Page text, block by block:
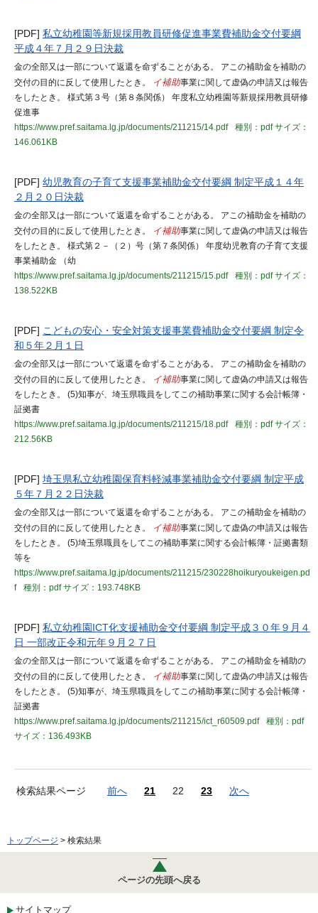
[PDF] 私立幼稚園等新規採用教員研修促進事業費補助金交付要綱
平成４年７月２９日決裁
金の全部又は一部について返還を命ずることがある。 アこの補助金を補助の
交付の目的に反して使用したとき。
イ補助事業に関して虚偽の申請又は報告
をしたとき。 様式第３号（第８条関係） 年度私立幼稚園等新規採用教員研修
促進事
https://www.pref.saitama.lg.jp/documents/211215/14.pdf
種別：pdfサイズ：
146.061KB
[PDF] 幼児教育の子育て支援事業補助金交付要綱 制定平成１４年
２月２０日決裁
金の全部又は一部について返還を命ずることがある。 アこの補助金を補助の
交付の目的に反して使用したとき。
イ補助事業に関して虚偽の申請又は報告
をしたとき。 様式第２－（２）号（第７条関係） 年度幼児教育の子育て支援
事業補助金 （幼
https://www.pref.saitama.lg.jp/documents/211215/15.pdf
種別：pdfサイズ：
138.522KB
[PDF] こどもの安心・安全対策支援事業費補助金交付要綱 制定令
和５年２月１日
金の全部又は一部について返還を命ずることがある。 アこの補助金を補助の
交付の目的に反して使用したとき。
イ補助事業に関して虚偽の申請又は報告
をしたとき。 (5)知事が、埼玉県職員をしてこの補助事業に関する会計帳簿・
証拠書
https://www.pref.saitama.lg.jp/documents/211215/18.pdf
種別：pdfサイズ：
212.56KB
[PDF] 埼玉県私立幼稚園保育料軽減事業補助金交付要綱 制定平成
５年７月２２日決裁
金の全部又は一部について返還を命ずることがある。 アこの補助金を補助の
交付の目的に反して使用したとき。
イ補助事業に関して虚偽の申請又は報告
をしたとき。 (5)埼玉県職員をしてこの補助事業に関する会計帳簿・証拠書類
等を
https://www.pref.saitama.lg.jp/documents/211215/230228hoikuryoukeigen.pd
f
種別：pdfサイズ：193.748KB
[PDF] 私立幼稚園ICT化支援補助金交付要綱 制定平成３０年９月４
日 一部改正令和元年９月２７日
金の全部又は一部について返還を命ずることがある。 アこの補助金を補助の
交付の目的に反して使用したとき。
イ補助事業に関して虚偽の申請又は報告
をしたとき。 (5)知事が、埼玉県職員をしてこの補助事業に関する会計帳簿・
証拠書
https://www.pref.saitama.lg.jp/documents/211215/ict_r60509.pdf
種別：pdf
サイズ：136.493KB
検索結果ページ 前へ 21 22 23 次へ
トップページ > 検索結果
ページの先頭へ戻る
サイトマップ